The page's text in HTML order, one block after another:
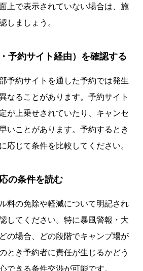
上で表示されていない場合は、施
しましょう。
予約サイト経由）を確認する
予約サイトを通した予約では発生
なることがあります。予約サイト
が上乗せされていたり、キャンセ
いことがあります。予約するとき
応じて条件を比較してください。
の条件を読む
料の免除や軽減について明記され
してください。特に暴風警報・大
の場合、どの段階でキャンプ場が
とき予約者に責任が生じるかどう
できる条件交渉が可能です。